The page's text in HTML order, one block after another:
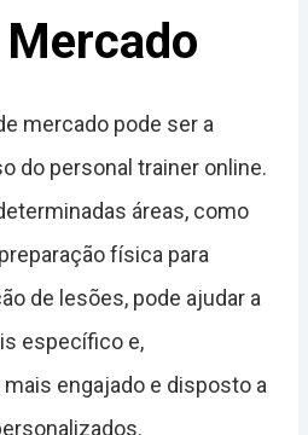
mercado pode ser a
do personal trainer online.
áreas, como
física para
de lesões, pode ajudar a
específico e,
engajado e disposto a